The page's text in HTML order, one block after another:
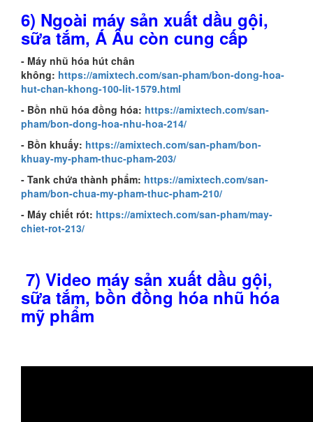
6) Ngoài máy sản xuất dầu gội,
sữa tắm, Á Âu còn cung cấp
- Máy nhũ hóa hút chân
không: https://amixtech.com/san-pham/bon-dong-hoa-
hut-chan-khong-100-lit-1579.html
- Bồn nhũ hóa đồng hóa: https://amixtech.com/san-
pham/bon-dong-hoa-nhu-hoa-214/
- Bồn khuấy: https://amixtech.com/san-pham/bon-
khuay-my-pham-thuc-pham-203/
- Tank chứa thành phẩm: https://amixtech.com/san-
pham/bon-chua-my-pham-thuc-pham-210/
- Máy chiết rót: https://amixtech.com/san-pham/may-
chiet-rot-213/
7) Video máy sản xuất dầu gội,
sữa tắm, bồn đồng hóa nhũ hóa
mỹ phẩm